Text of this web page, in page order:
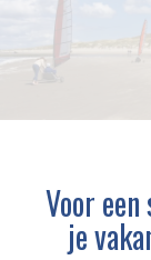
Voor
je